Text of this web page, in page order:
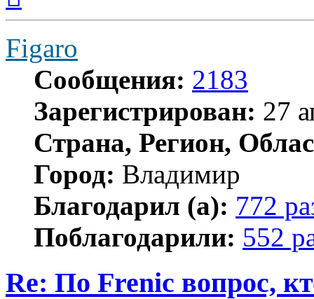
началу
Figaro
Сообщения: 2183
Зарегистрирован: 27
Страна, Регион,
Город: Владимир
Благодарил (а): 772
Поблагодарили: 552
Re: По Frenic вопрос,